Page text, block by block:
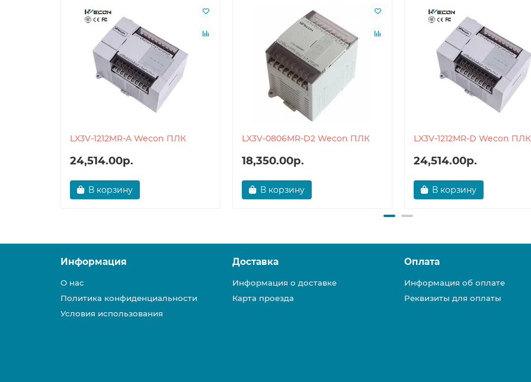
LX3V-1212MR-A Wecon ПЛК
24,514.00р.
В корзину
LX3V-0806MR-D2 Wecon ПЛК
18,350.00р.
В корзину
LX3V-1212MR-D Wecon ПЛК
24,514.00р.
В корзину
Информация
О нас
Политика конфиденциальности
Условия использования
Доставка
Информация о доставке
Карта проезда
Оплата
Информация об оплате
Реквизиты для оплаты